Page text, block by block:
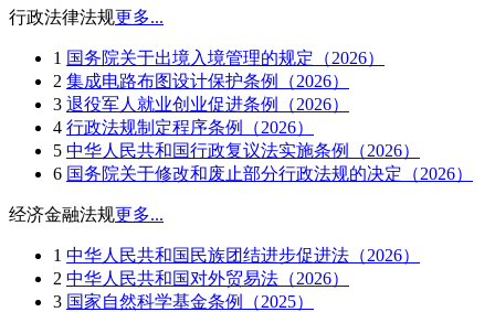
行政法律法规更多...
1 国务院关于出境入境管理的规定（2026）
2 集成电路布图设计保护条例（2026）
3 退役军人就业创业促进条例（2026）
4 行政法规制定程序条例（2026）
5 中华人民共和国行政复议法实施条例（2026）
6 国务院关于修改和废止部分行政法规的决定（2026）
经济金融法规更多...
1 中华人民共和国民族团结进步促进法（2026）
2 中华人民共和国对外贸易法（2026）
3 国家自然科学基金条例（2025）